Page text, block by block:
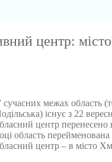
центр:
сучасних межах область
існує з 22
центр перенесено
область
центр – в місто